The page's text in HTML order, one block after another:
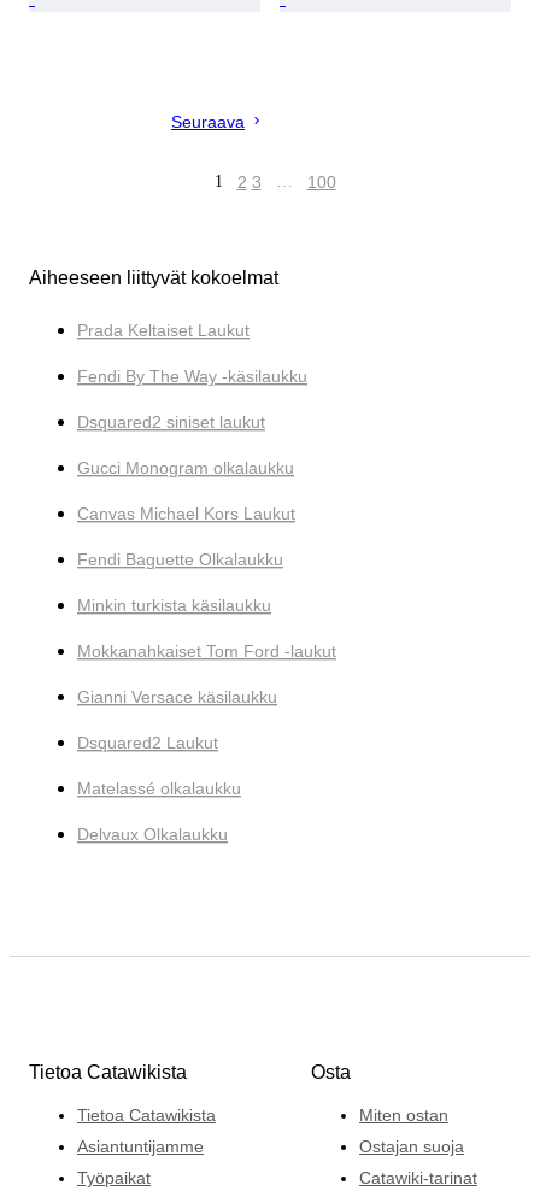
Seuraava
1 2 3 … 100
Aiheeseen liittyvät kokoelmat
Prada Keltaiset Laukut
Fendi By The Way -käsilaukku
Dsquared2 siniset laukut
Gucci Monogram olkalaukku
Canvas Michael Kors Laukut
Fendi Baguette Olkalaukku
Minkin turkista käsilaukku
Mokkanahkaiset Tom Ford -laukut
Gianni Versace käsilaukku
Dsquared2 Laukut
Matelassé olkalaukku
Delvaux Olkalaukku
Tietoa Catawikista
Tietoa Catawikista
Asiantuntijamme
Työpaikat
Osta
Miten ostan
Ostajan suoja
Catawiki-tarinat